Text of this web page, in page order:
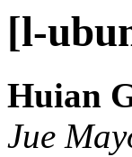
[l-
Huian
Jue